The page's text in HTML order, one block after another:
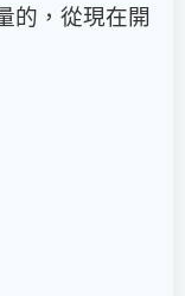
的，從現在開